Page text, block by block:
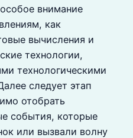
внимание
как
вычисления и
технологии,
технологическими
следует этап
отобрать
события, которые
или вызвали волну